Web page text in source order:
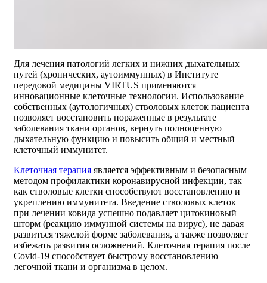
Для лечения патологий легких и нижних дыхательных
путей (хронических, аутоиммунных) в Институте
передовой медицины VIRTUS применяются
инновационные клеточные технологии. Использование
собственных (аутологичных) стволовых клеток пациента
позволяет восстановить пораженные в результате
заболевания ткани органов, вернуть полноценную
дыхательную функцию и повысить общий и местный
клеточный иммунитет.
Клеточная терапия является эффективным и безопасным
методом профилактики коронавирусной инфекции, так
как стволовые клетки способствуют восстановлению и
укреплению иммунитета. Введение стволовых клеток
при лечении ковида успешно подавляет цитокиновый
шторм (реакцию иммунной системы на вирус), не давая
развиться тяжелой форме заболевания, а также позволяет
избежать развития осложнений. Клеточная терапия после
Covid-19 способствует быстрому восстановлению
легочной ткани и организма в целом.